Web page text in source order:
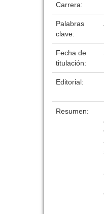
Carrera:
Palabras
clave:
Fecha de
titulación:
Editorial:
Resumen: